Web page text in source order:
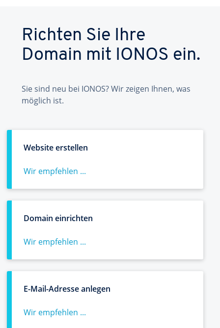
Richten Sie Ihre
Domain mit IONOS ein.
Sie sind neu bei IONOS? Wir zeigen Ihnen, was
möglich ist.
Website erstellen
Wir empfehlen ...
Domain einrichten
Wir empfehlen ...
E-Mail-Adresse anlegen
Wir empfehlen ...